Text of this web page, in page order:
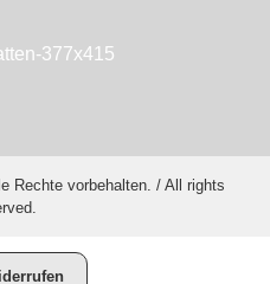
Rechte vorbehalten. / All rights